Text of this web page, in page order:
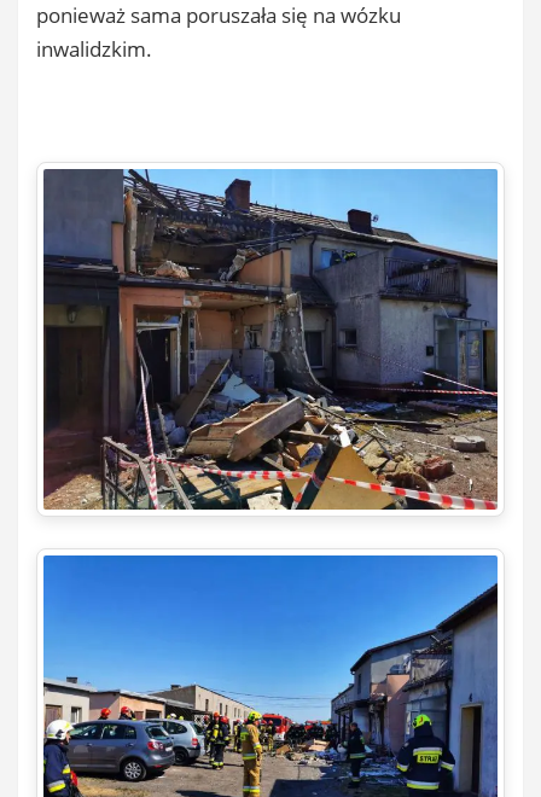
ponieważ sama poruszała się na wózku
inwalidzkim.